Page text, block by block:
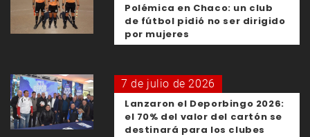
Polémica en Chaco: un club
de fútbol pidió no ser dirigido
por mujeres
7 de julio de 2026
Lanzaron el Deporbingo 2026:
el 70% del valor del cartón se
destinará para los clubes